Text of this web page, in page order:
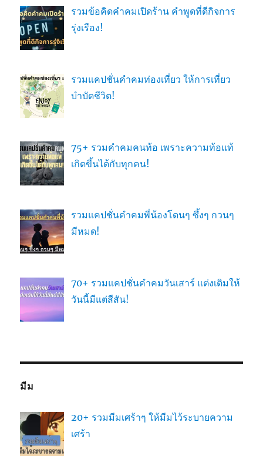
รวมข้อคิดคำคมเปิดร้าน คำพูดที่ดีกิจการ
รุ่งเรือง!
รวมแคปชั่นคำคมท่องเที่ยว ให้การเที่ยว
บำบัดชีวิต!
75+ รวมคำคมคนท้อ เพราะความท้อแท้
เกิดขึ้นได้กับทุกคน!
รวมแคปชั่นคำคมพี่น้องโดนๆ ซึ้งๆ กวนๆ
มีหมด!
70+ รวมแคปชั่นคำคมวันเสาร์ แต่งเติมให้
วันนี้มีแต่สีสัน!
มีม
20+ รวมมีมเศร้าๆ ให้มีมไว้ระบายความ
เศร้า